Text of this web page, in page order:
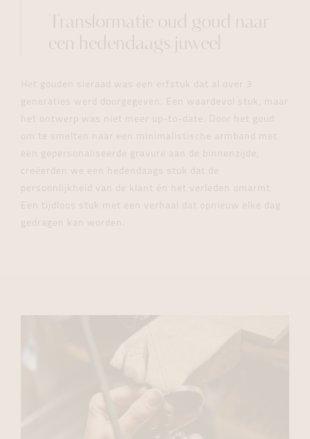
Transformatie oud goud naar
een hedendaags juweel
Het gouden sieraad was een erfstuk dat al over 3
generaties werd doorgegeven. Een waardevol stuk, maar
het ontwerp was niet meer up-to-date. Door het goud
om te smelten naar een minimalistische armband met
een gepersonaliseerde gravure aan de binnenzijde,
creëerden we een hedendaags stuk dat de
persoonlijkheid van de klant én het verleden omarmt.
Een tijdloos stuk met een verhaal dat opnieuw elke dag
gedragen kan worden.